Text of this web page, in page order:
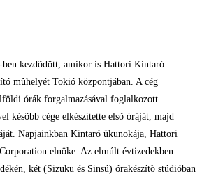
ben kezdõdött, amikor is Hattori Kintaró
mûhelyét Tokió központjában. A cég
órák forgalmazásával foglalkozott.
késõbb cége elkészítette elsõ óráját, majd
Napjainkban Kintaró ükunokája, Hattori
elnöke. Az elmúlt évtizedekben
két (Sizuku és Sinsú) órakészítõ stúdióban